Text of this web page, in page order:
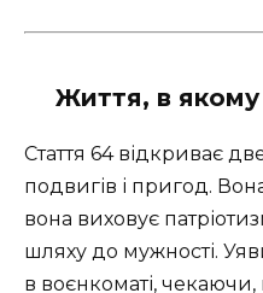
Життя, в якому
Стаття 64 відкриває
подвигів і пригод.
вона виховує
шляху до мужності.
в воєнкоматі,